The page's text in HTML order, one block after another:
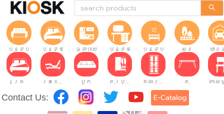
បន្ទប់ទទួលភ្ញៀវ
បន្ទប់គេង ផ្ទះបាយ បន្ទប់ធ្វើការបន្ទប់កុមារ សួន យាន
គ្រែ គ្រែដែលអាចលៃតម្រូវបាន។ ពូក តុរប្យួរខោឤវ គណៈរដ្ឋមន្រ្តី តុ
Contact Us: E-Catalog